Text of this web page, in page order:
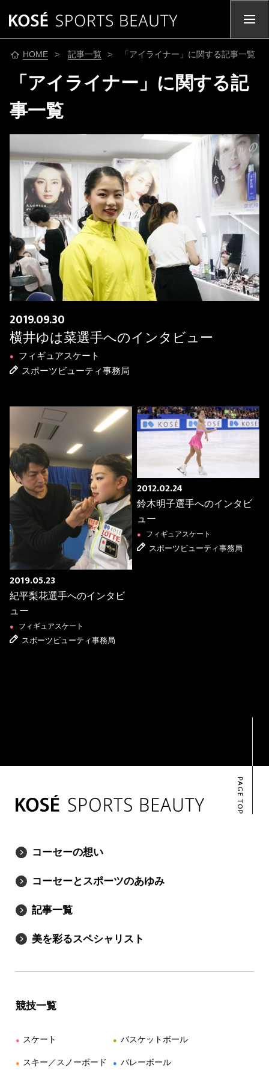
HOME > 記事一覧 > 「アイライナー」に関する記事一覧
「アイライナー」に関する記
事一覧
2019.09.30
横井ゆは菜選手へのインタビュー
●
フィギュアスケート
スポーツビューティ事務局
2019.05.23
紀平梨花選手へのインタビ
ュー
● フィギュアスケート
スポーツビューティ事務局
2012.02.24
鈴木明子選手へのインタビ
ュー
● フィギュアスケート
スポーツビューティ事務局
PAGE TOP
コーセーの想い
コーセーとスポーツのあゆみ
記事一覧
美を彩るスペシャリスト
競技一覧
● スケート
● スキー／スノーボード
● バスケットボール
● バレーボール